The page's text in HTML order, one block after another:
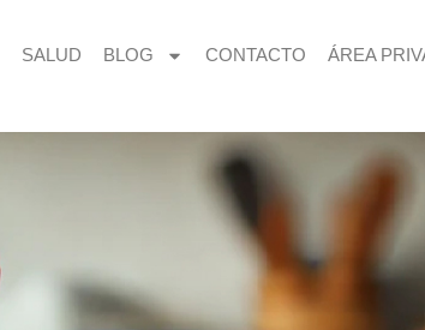
SALUD BLOG CONTACTO ÁREA